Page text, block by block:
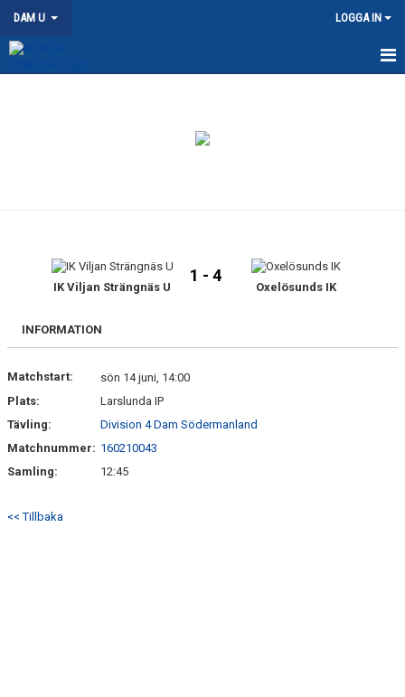
DAM U LOGGA IN
DOKUMENT
KONTAKT
IK Viljan Strängnäs U
1 - 4
Oxelösunds IK
INFORMATION
Matchstart:
sön 14 juni, 14:00
Plats:
Larslunda IP
Tävling:
Division 4 Dam Södermanland
Matchnummer: 160210043
Samling:
12:45
<< Tillbaka